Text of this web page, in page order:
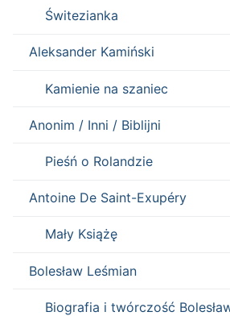
Świtezianka
Aleksander Kamiński
Kamienie na szaniec
Anonim / Inni / Biblijni
Pieśń o Rolandzie
Antoine De Saint-Exupéry
Mały Książę
Bolesław Leśmian
Biografia i twórczość